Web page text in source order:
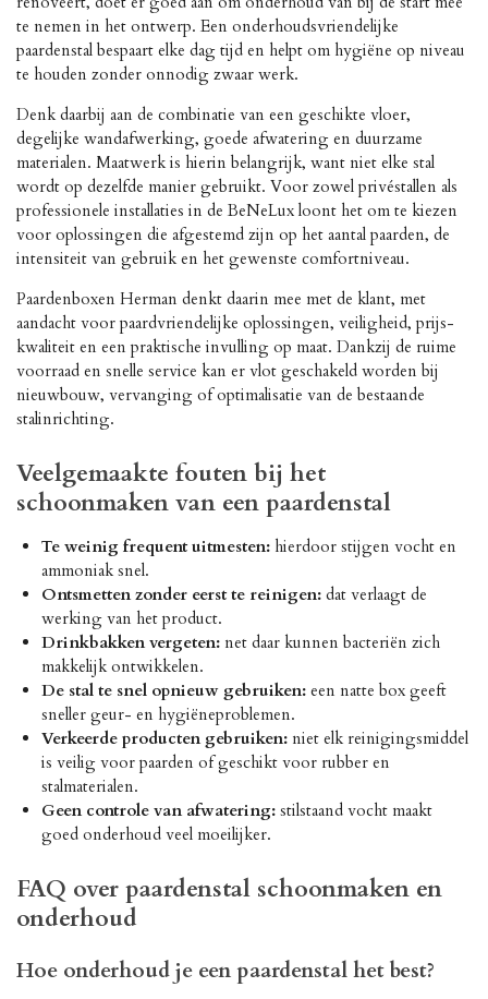
te nemen in het ontwerp. Een onderhoudsvriendelijke
paardenstal bespaart elke dag tijd en helpt om hygiëne op niveau
te houden zonder onnodig zwaar werk.
Denk daarbij aan de combinatie van een geschikte vloer,
degelijke wandafwerking, goede afwatering en duurzame
materialen. Maatwerk is hierin belangrijk, want niet elke stal
wordt op dezelfde manier gebruikt. Voor zowel privéstallen als
professionele installaties in de BeNeLux loont het om te kiezen
voor oplossingen die afgestemd zijn op het aantal paarden, de
intensiteit van gebruik en het gewenste comfortniveau.
Paardenboxen Herman denkt daarin mee met de klant, met
aandacht voor paardvriendelijke oplossingen, veiligheid, prijs-
kwaliteit en een praktische invulling op maat. Dankzij de ruime
voorraad en snelle service kan er vlot geschakeld worden bij
nieuwbouw, vervanging of optimalisatie van de bestaande
stalinrichting.
Veelgemaakte fouten bij het
schoonmaken van een paardenstal
Te weinig frequent uitmesten:hierdoor stijgen vocht en
ammoniak snel.
Ontsmetten zonder eerst te reinigen:dat verlaagt de
werking van het product.
Drinkbakken vergeten:net daar kunnen bacteriën zich
makkelijk ontwikkelen.
De stal te snel opnieuw gebruiken:een natte box geeft
sneller geur- en hygiëneproblemen.
Verkeerde producten gebruiken:niet elk reinigingsmiddel
is veilig voor paarden of geschikt voor rubber en
stalmaterialen.
Geen controle van afwatering:stilstaand vocht maakt
goed onderhoud veel moeilijker.
FAQ over paardenstal schoonmaken en
onderhoud
Hoe onderhoud je een paardenstal het best?